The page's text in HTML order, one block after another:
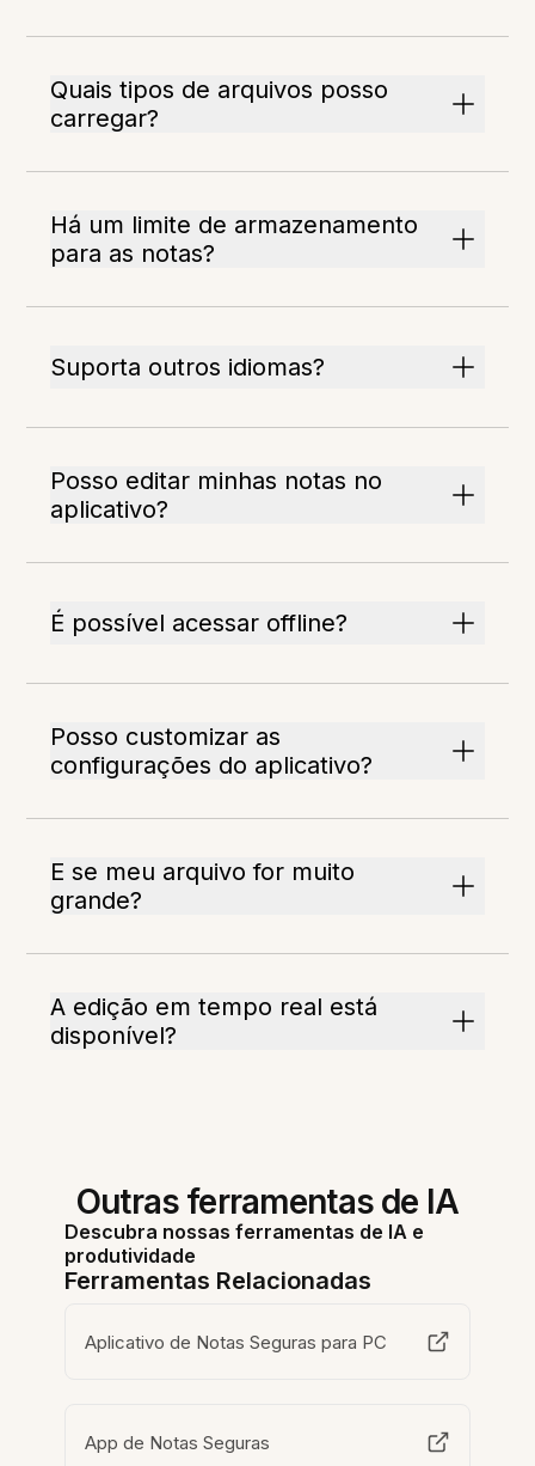
Quais tipos de arquivos posso
carregar?
Há um limite de armazenamento
para as notas?
Suporta outros idiomas?
Posso editar minhas notas no
aplicativo?
É possível acessar offline?
Posso customizar as
configurações do aplicativo?
E se meu arquivo for muito
grande?
A edição em tempo real está
disponível?
Outras ferramentas de IA
Descubra nossas ferramentas de IA e
produtividade
Ferramentas Relacionadas
Aplicativo de Notas Seguras para PC
App de Notas Seguras